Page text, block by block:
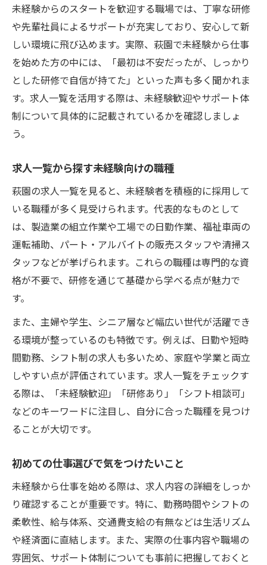
未経験からのスタートを歓迎する職場では、丁寧な研修
や先輩社員によるサポートが充実しており、安心して新
しい環境に飛び込めます。実際、萩園で未経験から仕事
を始めた方の中には、「最初は不安だったが、しっかり
とした研修で自信が持てた」といった声も多く聞かれま
す。求人一覧を活用する際は、未経験歓迎やサポート体
制について具体的に記載されているかを確認しましょ
う。
求人一覧から探す未経験向けの職種
萩園の求人一覧を見ると、未経験者を積極的に採用して
いる職種が多く見受けられます。代表的なものとして
は、製造業の組立作業や工場での日勤作業、福祉車両の
運転補助、パート・アルバイトの販売スタッフや清掃ス
タッフなどが挙げられます。これらの職種は専門的な資
格が不要で、研修を通じて基礎から学べる点が魅力で
す。
また、主婦や学生、シニア層など幅広い世代が活躍でき
る環境が整っているのも特徴です。例えば、日勤や短時
間勤務、シフト制の求人も多いため、家庭や学業と両立
しやすい点が評価されています。求人一覧をチェックす
る際は、「未経験歓迎」「研修あり」「シフト相談可」
などのキーワードに注目し、自分に合った職種を見つけ
ることが大切です。
初めての仕事選びで気をつけたいこと
未経験から仕事を始める際は、求人内容の詳細をしっか
り確認することが重要です。特に、勤務時間やシフトの
柔軟性、給与体系、交通費支給の有無などは生活リズム
や経済面に直結します。また、実際の仕事内容や職場の
雰囲気、サポート体制についても事前に把握しておくと